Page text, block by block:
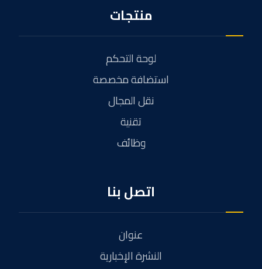
منتجات
لوحة التحكم
استضافة مخصصة
نقل المجال
تقنية
وظائف
اتصل بنا
عنوان
النشرة الإخبارية